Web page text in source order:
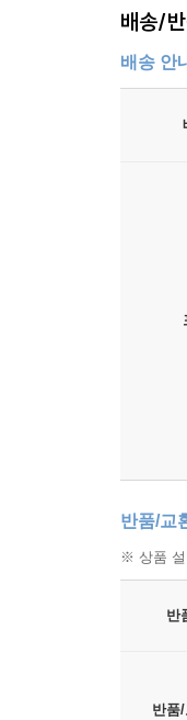
배송/
배송 안
반품/교
※ 상품 설
반
반품